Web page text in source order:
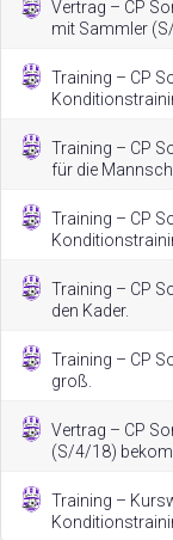
Vertrag – CP
mit Sammler
Training – CP
Training – CP
für die
Training – CP
Training – CP
den Kader.
Training – CP
groß.
Vertrag – CP
(S/4/18)
Training –